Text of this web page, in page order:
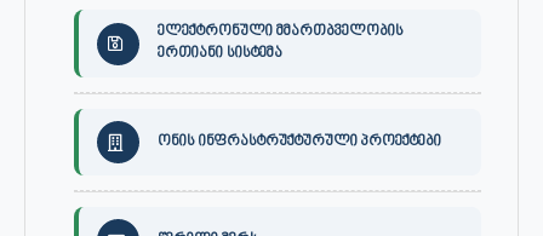
ელექტრონული მმართბველობის
ერთიანი სისტემა
ონის ინფრასტრუქტურული პროექტები